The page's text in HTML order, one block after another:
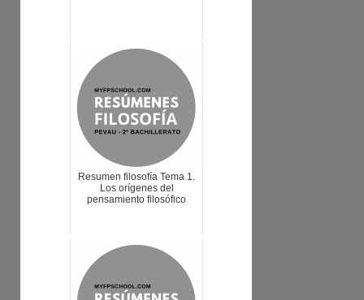
Resumen filosofía Tema 1.
Los orígenes del
pensamiento filosófico